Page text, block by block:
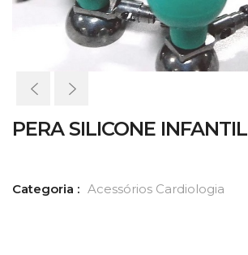
PERA SILICONE INFANTIL
Categoria : Acessórios Cardiologia